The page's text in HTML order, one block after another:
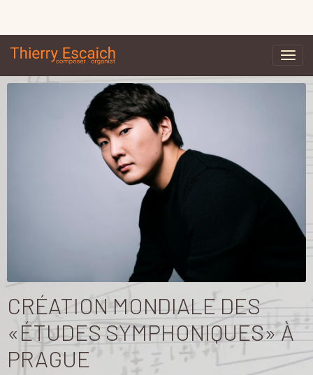
CRÉATION MONDIALE DES
«ÉTUDES SYMPHONIQUES» À
PRAGUE